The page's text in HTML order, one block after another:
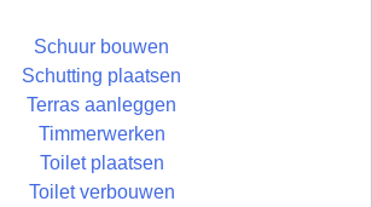
Schuur bouwen
Schutting plaatsen
Terras aanleggen
Timmerwerken
Toilet plaatsen
Toilet verbouwen